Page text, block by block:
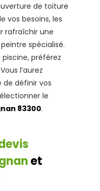
de toiture
vos besoins, les
rafraîchir une
spécialisé.
piscine, préférez
l’aurez
de définir vos
le
83300.
et